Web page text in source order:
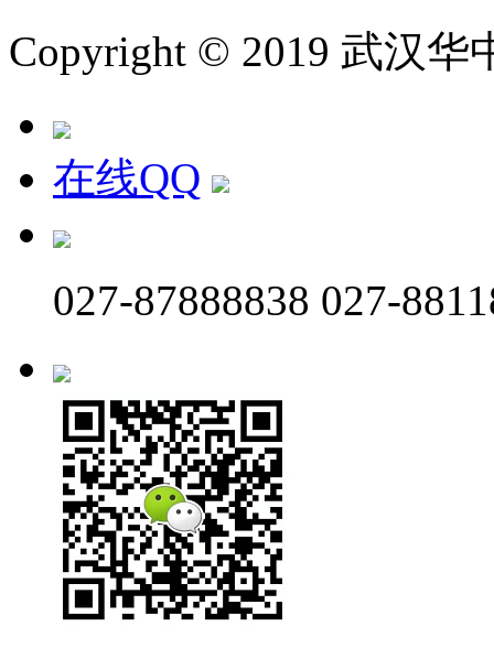
Copyright © 2019 武汉华
在线QQ
027-87888838 027-